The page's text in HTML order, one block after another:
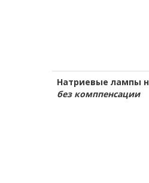
Натриевые лампы
без комппенсации